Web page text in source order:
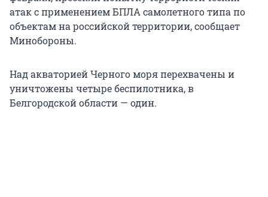
атак c применением БПЛА самолетного типа по
объектам на российской территории, сообщает
Минобороны.
Над акваторией Черного моря перехвачены и
уничтожены четыре беспилотника, в
Белгородской области — один.